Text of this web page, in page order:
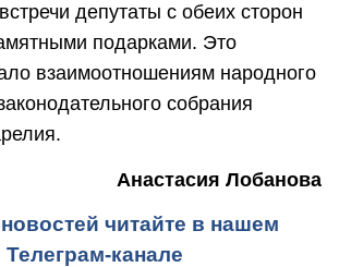
депутаты с обеих сторон
подарками. Это
взаимоотношениям народного
собрания
Анастасия Лобанова
читайте в нашем
Телеграм-канале